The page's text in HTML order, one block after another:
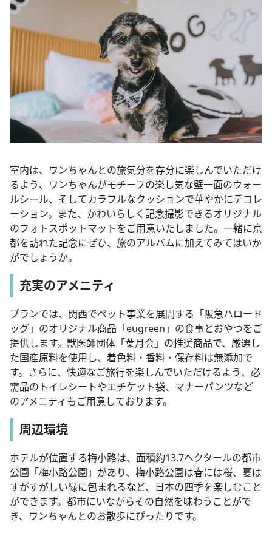
室内は、ワンちゃんとの旅気分を存分に楽しんでいただけ
るよう、ワンちゃんがモチーフの楽し気な壁一面のウォー
ルシール、そしてカラフルなクッションで華やかにデコレ
ーション。また、かわいらしく記念撮影できるオリジナル
のフォトスポットマットをご用意いたしました。一緒に京
都を訪れた記念にぜひ、旅のアルバムに加えてみてはいか
がでしょうか。
充実のアメニティ
プランでは、関西でペット事業を展開する「阪急ハロード
ッグ」のオリジナル商品「eugreen」の食事とおやつをご
提供します。獣医師団体「葉月会」の推奨商品で、厳選し
た国産原料を使用し、着色料・香料・保存料は無添加で
す。さらに、快適なご旅行を楽しんでいただけるよう、必
需品のトイレシートやエチケット袋、マナーパンツなど
のアメニティもご用意しております。
周辺環境
ホテルが位置する梅小路は、面積約13.7ヘクタールの都市
公園「梅小路公園」があり、梅小路公園は春には桜、夏は
すがすがしい緑に包まれるなど、日本の四季を楽しむこと
ができます。都市にいながらその自然を味わうことがで
き、ワンちゃんとのお散歩にぴったりです。